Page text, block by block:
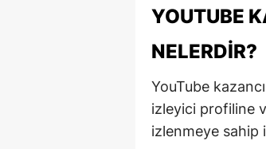
YOUTUBE
NELERDIR?
YouTube
izleyici profiline
izlenmeye sahip